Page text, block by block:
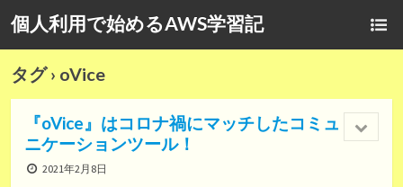
個人利用で始めるAWS学習記
タグ › oVice
『oVice』はコロナ禍にマッチしたコミュ
ニケーションツール！
2021年2月8日